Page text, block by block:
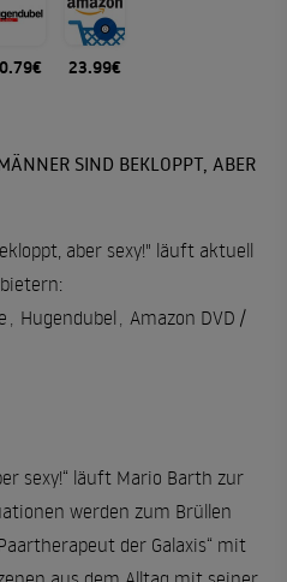
23.99€
SIND BEKLOPPT, ABER
aber sexy!" läuft aktuell
, Hugendubel , Amazon DVD /
sexy!“ läuft Mario Barth zur
werden zum Brüllen
der Galaxis“ mit